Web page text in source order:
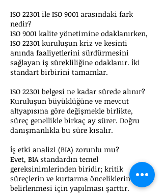
ISO 22301 ile ISO 9001 arasındaki fark
nedir?
ISO 9001 kalite yönetimine odaklanırken,
ISO 22301 kuruluşun kriz ve kesinti
anında faaliyetlerini sürdürmesini
sağlayan iş sürekliliğine odaklanır. İki
standart birbirini tamamlar.
ISO 22301 belgesi ne kadar sürede alınır?
Kuruluşun büyüklüğüne ve mevcut
altyapısına göre değişmekle birlikte,
süreç genellikle birkaç ay sürer. Doğru
danışmanlıkla bu süre kısalır.
İş etki analizi (BIA) zorunlu mu?
Evet, BIA standardın temel
gereksinimlerinden biridir; kritik
süreçlerin ve kurtarma önceliklerinin
belirlenmesi için yapılması şarttır.